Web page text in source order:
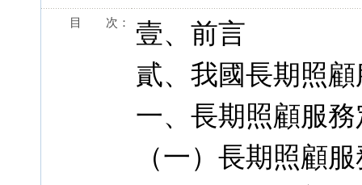
目 次：
壹、前言
貳、我國長期照
一、長期照顧服
（一）長期照顧